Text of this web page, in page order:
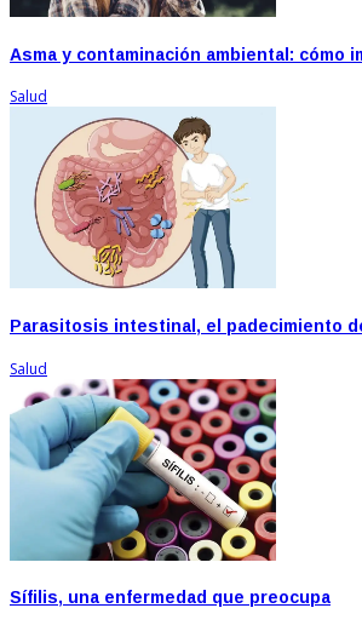
Asma y contaminación ambiental: cómo
Salud
Parasitosis intestinal, el padecimiento
Salud
Sífilis, una enfermedad que preocupa